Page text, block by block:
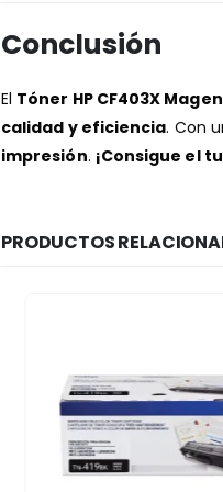
Conclusión
El Tóner HP CF403X
calidad y eficiencia. Con
impresión. ¡Consigue el
PRODUCTOS